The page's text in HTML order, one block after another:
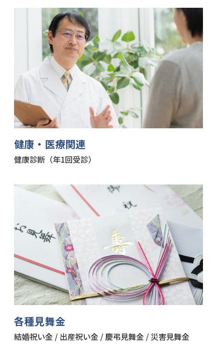
健康・医療関連
健康診断（年1回受診）
各種見舞金
結婚祝い金 / 出産祝い金 / 慶弔見舞金 / 災害見舞金